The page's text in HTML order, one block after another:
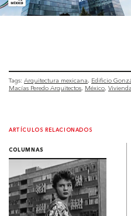
Tags: Arquitectura mexicana Edificio
Macías Peredo Arquitectos México Vivienda
ARTÍCULOS RELACIONADOS
COLUMNAS